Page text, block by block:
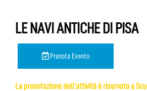
LE NAVI ANTICHE DI PISA
Prenota Evento
La prenotazione dell’attività è riservata a